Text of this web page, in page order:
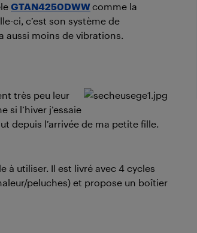
GTAN4250DWWcomme la
ci, c’est son système de
aussi moins de vibrations.
très peu leur
si l’hiver j’essaie
depuis l’arrivée de ma petite fille.
à utiliser. Il est livré avec 4 cycles
peluches) et propose un boîtier